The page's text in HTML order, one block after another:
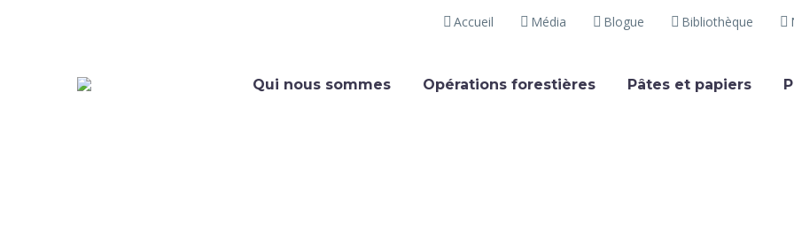
Accueil Média Blogue Bibliothèque
Qui nous sommes Opérations forestières Pâtes et papiers